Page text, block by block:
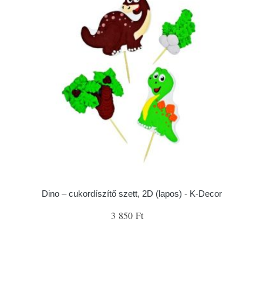
Dino – cukordíszítő szett, 2D (lapos) - K-Decor
3 850 Ft